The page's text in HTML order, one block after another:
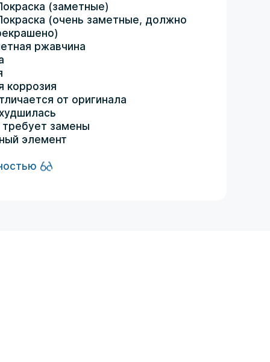
(заметные)
(очень заметные, должно
ржавчина
коррозия
от оригинала
замены
элемент